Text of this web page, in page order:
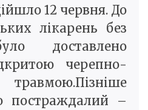
12 червня. До
лікарень без
доставлено
черепно-
постраждалий –